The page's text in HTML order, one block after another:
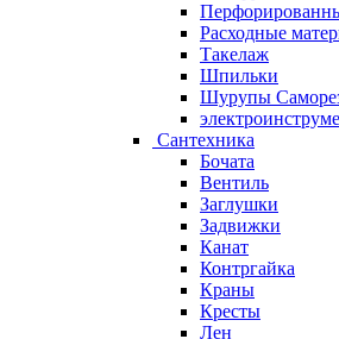
Расходные
Такелаж
Шпильки
Шурупы
Сантехника
Бочата
Вентиль
Заглушки
Задвижки
Канат
Контргайка
Краны
Кресты
Лен